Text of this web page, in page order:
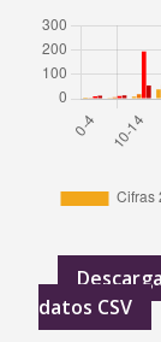
datos CSV